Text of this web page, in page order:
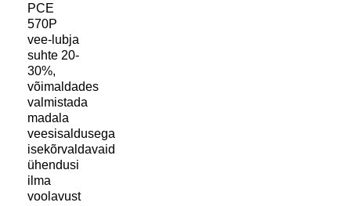
PCE
570P
vee-lubja
suhte 20-
30%,
võimaldades
valmistada
madala
veesisaldusega
isekõrvaldavaid
ühendusi
ilma
voolavust